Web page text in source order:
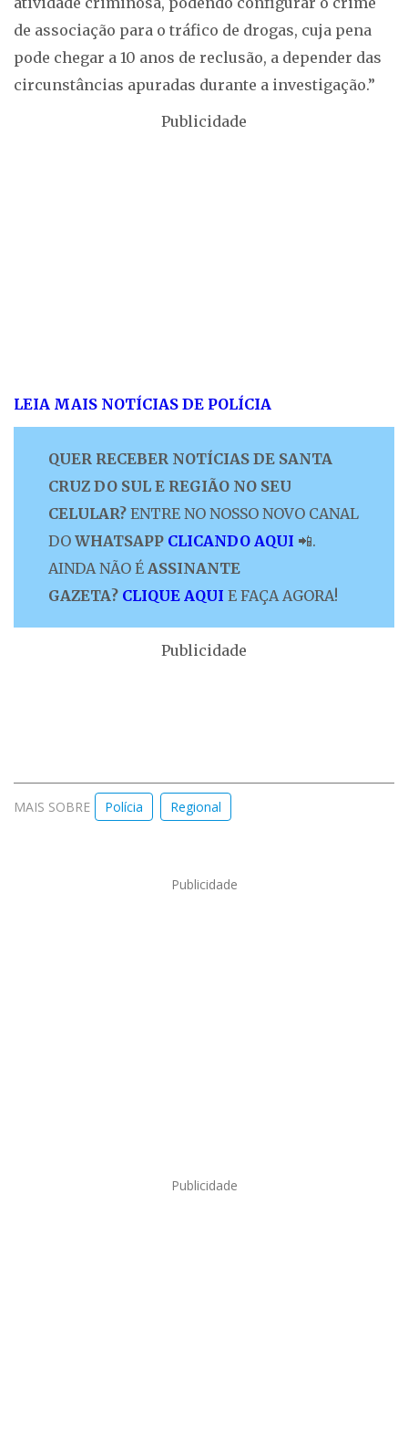
de associação para o tráfico de drogas, cuja pena
pode chegar a 10 anos de reclusão, a depender das
circunstâncias apuradas durante a investigação.”
Publicidade
LEIA MAIS NOTÍCIAS DE POLÍCIA
QUER RECEBER NOTÍCIAS DE SANTA
CRUZ DO SUL E REGIÃO NO SEU
CELULAR? ENTRE NO NOSSO NOVO CANAL
DO WHATSAPP CLICANDO AQUI 📲.
AINDA NÃO É ASSINANTE
GAZETA? CLIQUE AQUI E FAÇA AGORA!
Publicidade
MAIS SOBRE Polícia Regional
Publicidade
Publicidade